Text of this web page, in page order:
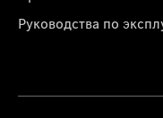
Руководства по